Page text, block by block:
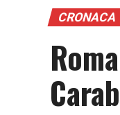
CRONACA